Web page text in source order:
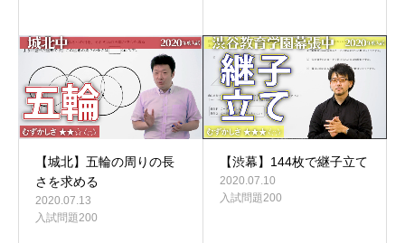
【城北】五輪の周りの長
さを求める
2020.07.13
入試問題200
【渋幕】144枚で継子立て
2020.07.10
入試問題200